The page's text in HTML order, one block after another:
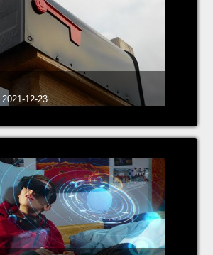
12-23